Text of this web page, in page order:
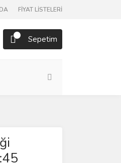
FİYAT LİSTELERİ
Sepetim